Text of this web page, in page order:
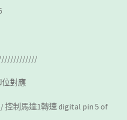
對應
控制馬達1轉速 digital pin 5 of